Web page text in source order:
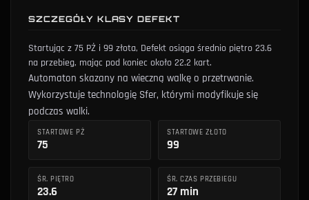
SZCZEGÓŁY KLASY DEFEKT
Startując z 75 PŻ i 99 złota, Defekt osiąga średnio piętro 23.6
na przebieg, mając pod koniec około 22.2 kart.
Automaton skazany na wieczną walkę o przetrwanie.
Wykorzystuje technologię Sfer, którymi modyfikuje się
podczas walki.
STARTOWE PŻ
75
STARTOWE ZŁOTO
99
ŚR. PIĘTRO
23.6
ŚR. CZAS PRZEBIEGU
27 min